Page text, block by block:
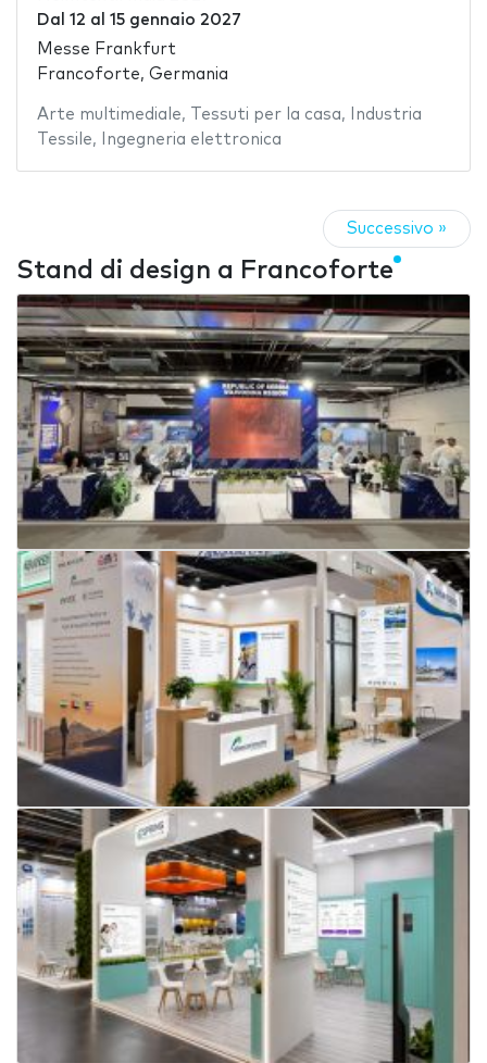
Dal 12 al 15 gennaio 2027
Messe Frankfurt
Francoforte, Germania
Arte multimediale, Tessuti per la casa,
Industria
Tessile, Ingegneria elettronica
Successivo »
Stand di design a Francoforte